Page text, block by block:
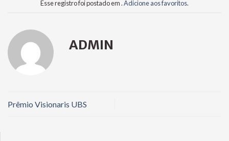
Esse registro foi postado em .Adicione aos favoritos.
ADMIN
Prêmio Visionaris UBS